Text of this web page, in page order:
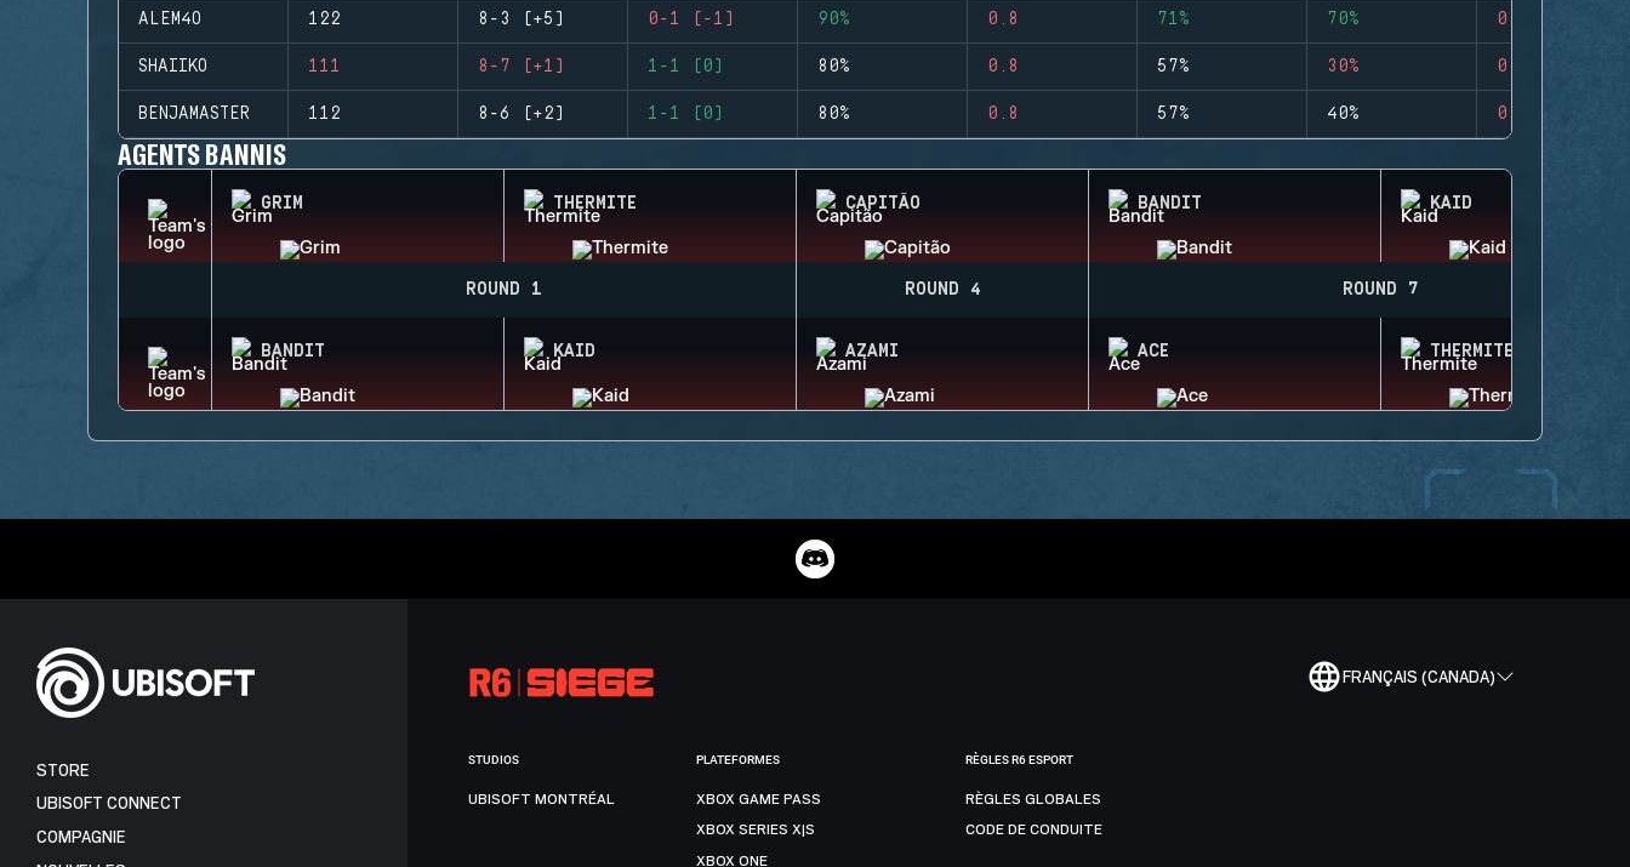
ALEM4O 122 8-3 (+5) 0-1 (-1) 90% 0.8 71% 70% 0
SHAIIKO 111 8-7 (+1) 1-1 (0) 80% 0.8 57% 30% 0
BENJAMASTER 112 8-6 (+2) 1-1 (0) 80% 0.8 57% 40% 0
AGENTS BANNIS
GRIM THERMITE CAPITÃO BANDIT KAID
ROUND 1 ROUND 4 ROUND 7
BANDIT KAID AZAMI ACE THERMITE
FRANÇAIS (CANADA)
STORE
UBISOFT CONNECT
COMPAGNIE
STUDIOS
UBISOFT MONTRÉAL
PLATEFORMES
XBOX GAME PASS
XBOX SERIES X|S
XBOX ONE
RÈGLES R6 ESPORT
RÈGLES GLOBALES
CODE DE CONDUITE